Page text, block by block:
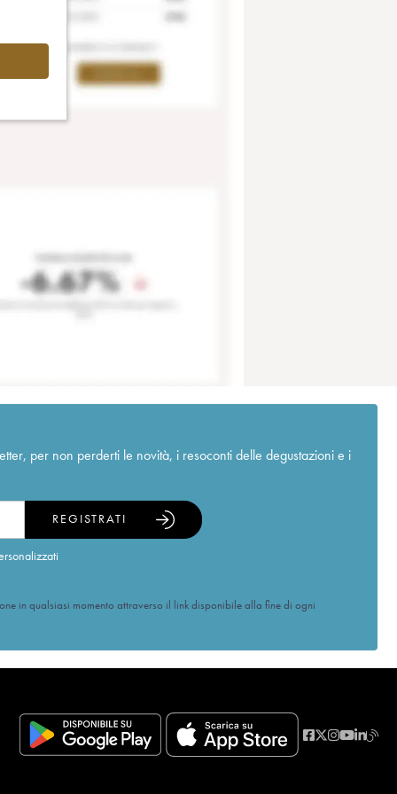
per non perderti le novità, i resoconti delle degustazioni e i
REGISTRATI
in qualsiasi momento attraverso il link disponibile alla fine di ogni